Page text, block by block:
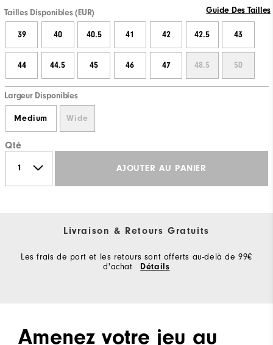
Tailles Disponibles (EUR) Guide Des Tailles
39 40 40.5 41 42 42.5 43
44 44.5 45 46 47 48.5 50
Largeur Disponibles
Medium Wide
Qté
AJOUTER AU PANIER
Livraison & Retours Gratuits
Les frais de port et les retours sont offerts au-delà de 99€
d'achat
Détails
Amenez votre jeu au